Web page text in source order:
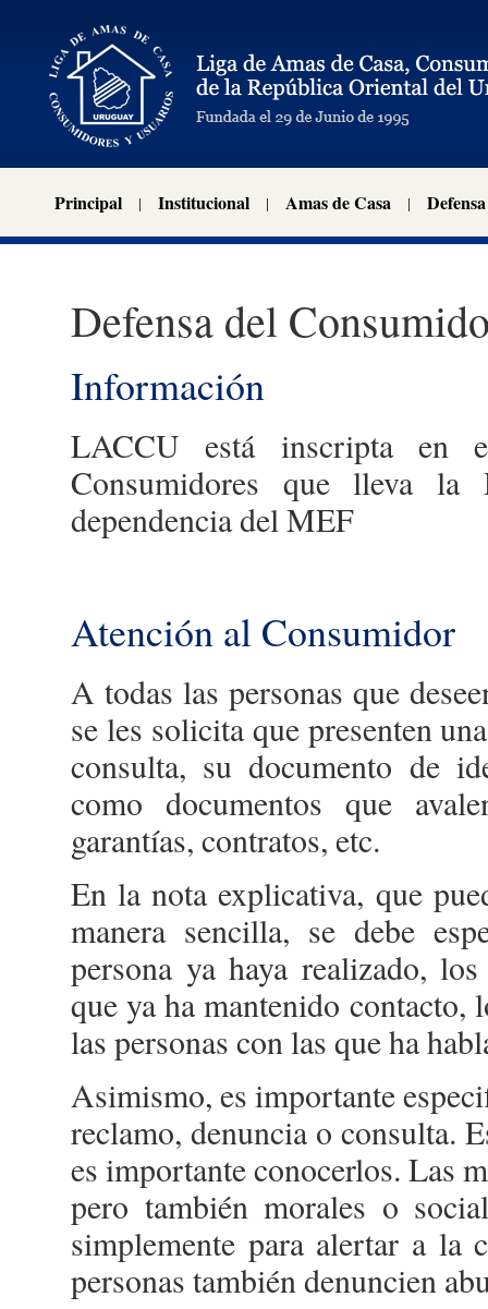
Principal Institucional Amas de Casa
Defensa del
Información
LACCU está inscripta en
Consumidores que lleva la
dependencia del MEF
Atención al Consumidor
A todas las personas que
se les solicita que presenten
consulta, su documento de
como documentos que
garantías, contratos, etc.
En la nota explicativa, que
manera sencilla, se debe
persona ya haya realizado,
que ya ha mantenido contacto,
las personas con las que ha
Asimismo, es importante
reclamo, denuncia o consulta.
es importante conocerlos. Las
pero también morales o
simplemente para alertar a la
personas también denuncien